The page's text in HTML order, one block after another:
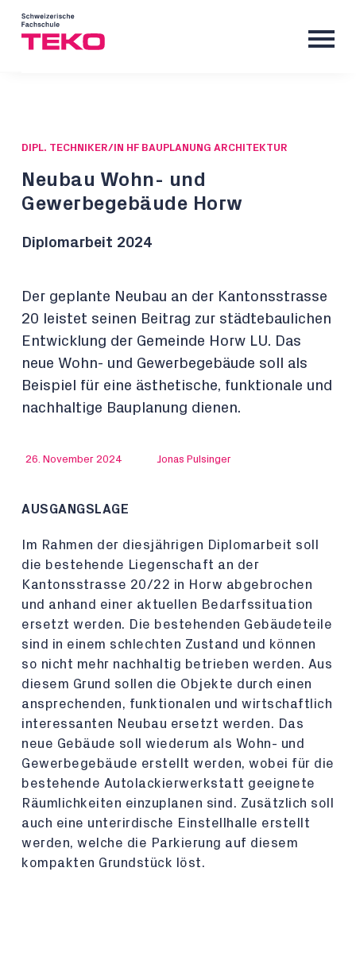
DIPL. TECHNIKER/IN HF BAUPLANUNG ARCHITEKTUR
Neubau Wohn- und
Gewerbegebäude Horw
Diplomarbeit 2024
Der geplante Neubau an der Kantonsstrasse
20 leistet seinen Beitrag zur städtebaulichen
Entwicklung der Gemeinde Horw LU. Das
neue Wohn- und Gewerbegebäude soll als
Beispiel für eine ästhetische, funktionale und
nachhaltige Bauplanung dienen.
26. November 2024 Jonas Pulsinger
AUSGANGSLAGE
Im Rahmen der diesjährigen Diplomarbeit soll
die bestehende Liegenschaft an der
Kantonsstrasse 20/22 in Horw abgebrochen
und anhand einer aktuellen Bedarfssituation
ersetzt werden. Die bestehenden Gebäudeteile
sind in einem schlechten Zustand und können
so nicht mehr nachhaltig betrieben werden. Aus
diesem Grund sollen die Objekte durch einen
ansprechenden, funktionalen und wirtschaftlich
interessanten Neubau ersetzt werden. Das
neue Gebäude soll wiederum als Wohn- und
Gewerbegebäude erstellt werden, wobei für die
bestehende Autolackierwerkstatt geeignete
Räumlichkeiten einzuplanen sind. Zusätzlich soll
auch eine unterirdische Einstellhalle erstellt
werden, welche die Parkierung auf diesem
kompakten Grundstück löst.